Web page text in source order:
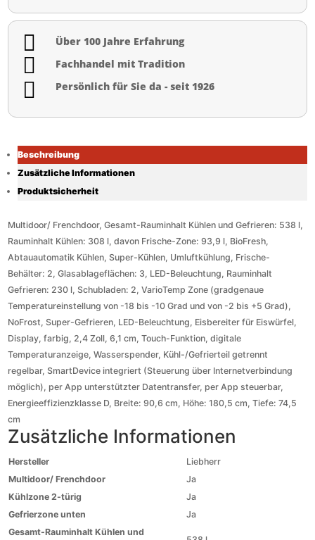
 Über 100 Jahre Erfahrung
 Fachhandel mit Tradition
 Persönlich für Sie da - seit 1926
Beschreibung
Zusätzliche Informationen
Produktsicherheit
Multidoor/ Frenchdoor, Gesamt-Rauminhalt Kühlen und Gefrieren: 538 l,
Rauminhalt Kühlen: 308 l, davon Frische-Zone: 93,9 l, BioFresh,
Abtauautomatik Kühlen, Super-Kühlen, Umluftkühlung, Frische-
Behälter: 2, Glasablageflächen: 3, LED-Beleuchtung, Rauminhalt
Gefrieren: 230 l, Schubladen: 2, VarioTemp Zone (gradgenaue
Temperatureinstellung von -18 bis -10 Grad und von -2 bis +5 Grad),
NoFrost, Super-Gefrieren, LED-Beleuchtung, Eisbereiter für Eiswürfel,
Display, farbig, 2,4 Zoll, 6,1 cm, Touch-Funktion, digitale
Temperaturanzeige, Wasserspender, Kühl-/Gefrierteil getrennt
regelbar, SmartDevice integriert (Steuerung über Internetverbindung
möglich), per App unterstützter Datentransfer, per App steuerbar,
Energieeffizienzklasse D, Breite: 90,6 cm, Höhe: 180,5 cm, Tiefe: 74,5
cm
Zusätzliche Informationen
Hersteller
Liebherr
Multidoor/ Frenchdoor
Ja
Kühlzone 2-türig
Ja
Gefrierzone unten
Ja
Gesamt-Rauminhalt Kühlen und